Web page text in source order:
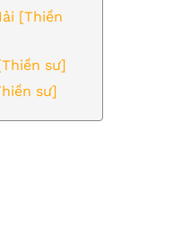
[Thiền
sư]
sư]